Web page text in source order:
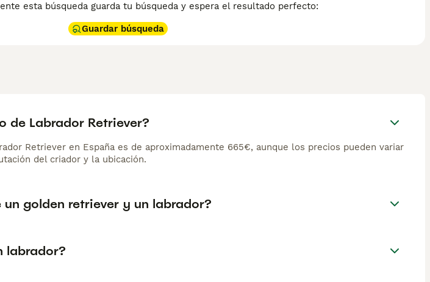
esta búsqueda guarda tu búsqueda y espera el resultado perfecto:
Guardar búsqueda
de Labrador Retriever?
Retriever en España es de aproximadamente 665€, aunque los precios pueden variar
del criador y la ubicación.
golden retriever y un labrador?
labrador?